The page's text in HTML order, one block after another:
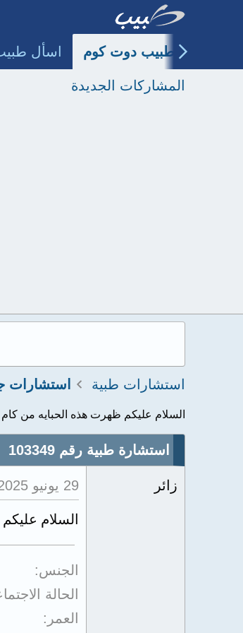
طبيب دوت كوم اسأل
المشاركات الجديدة
استشارات طبية استشارات
السلام عليكم ظهرت هذه الحبايه من
استشارة طبية رقم 103349
زائر 29 يونيو 2025
السلام
الجنس
الحالة
العمر